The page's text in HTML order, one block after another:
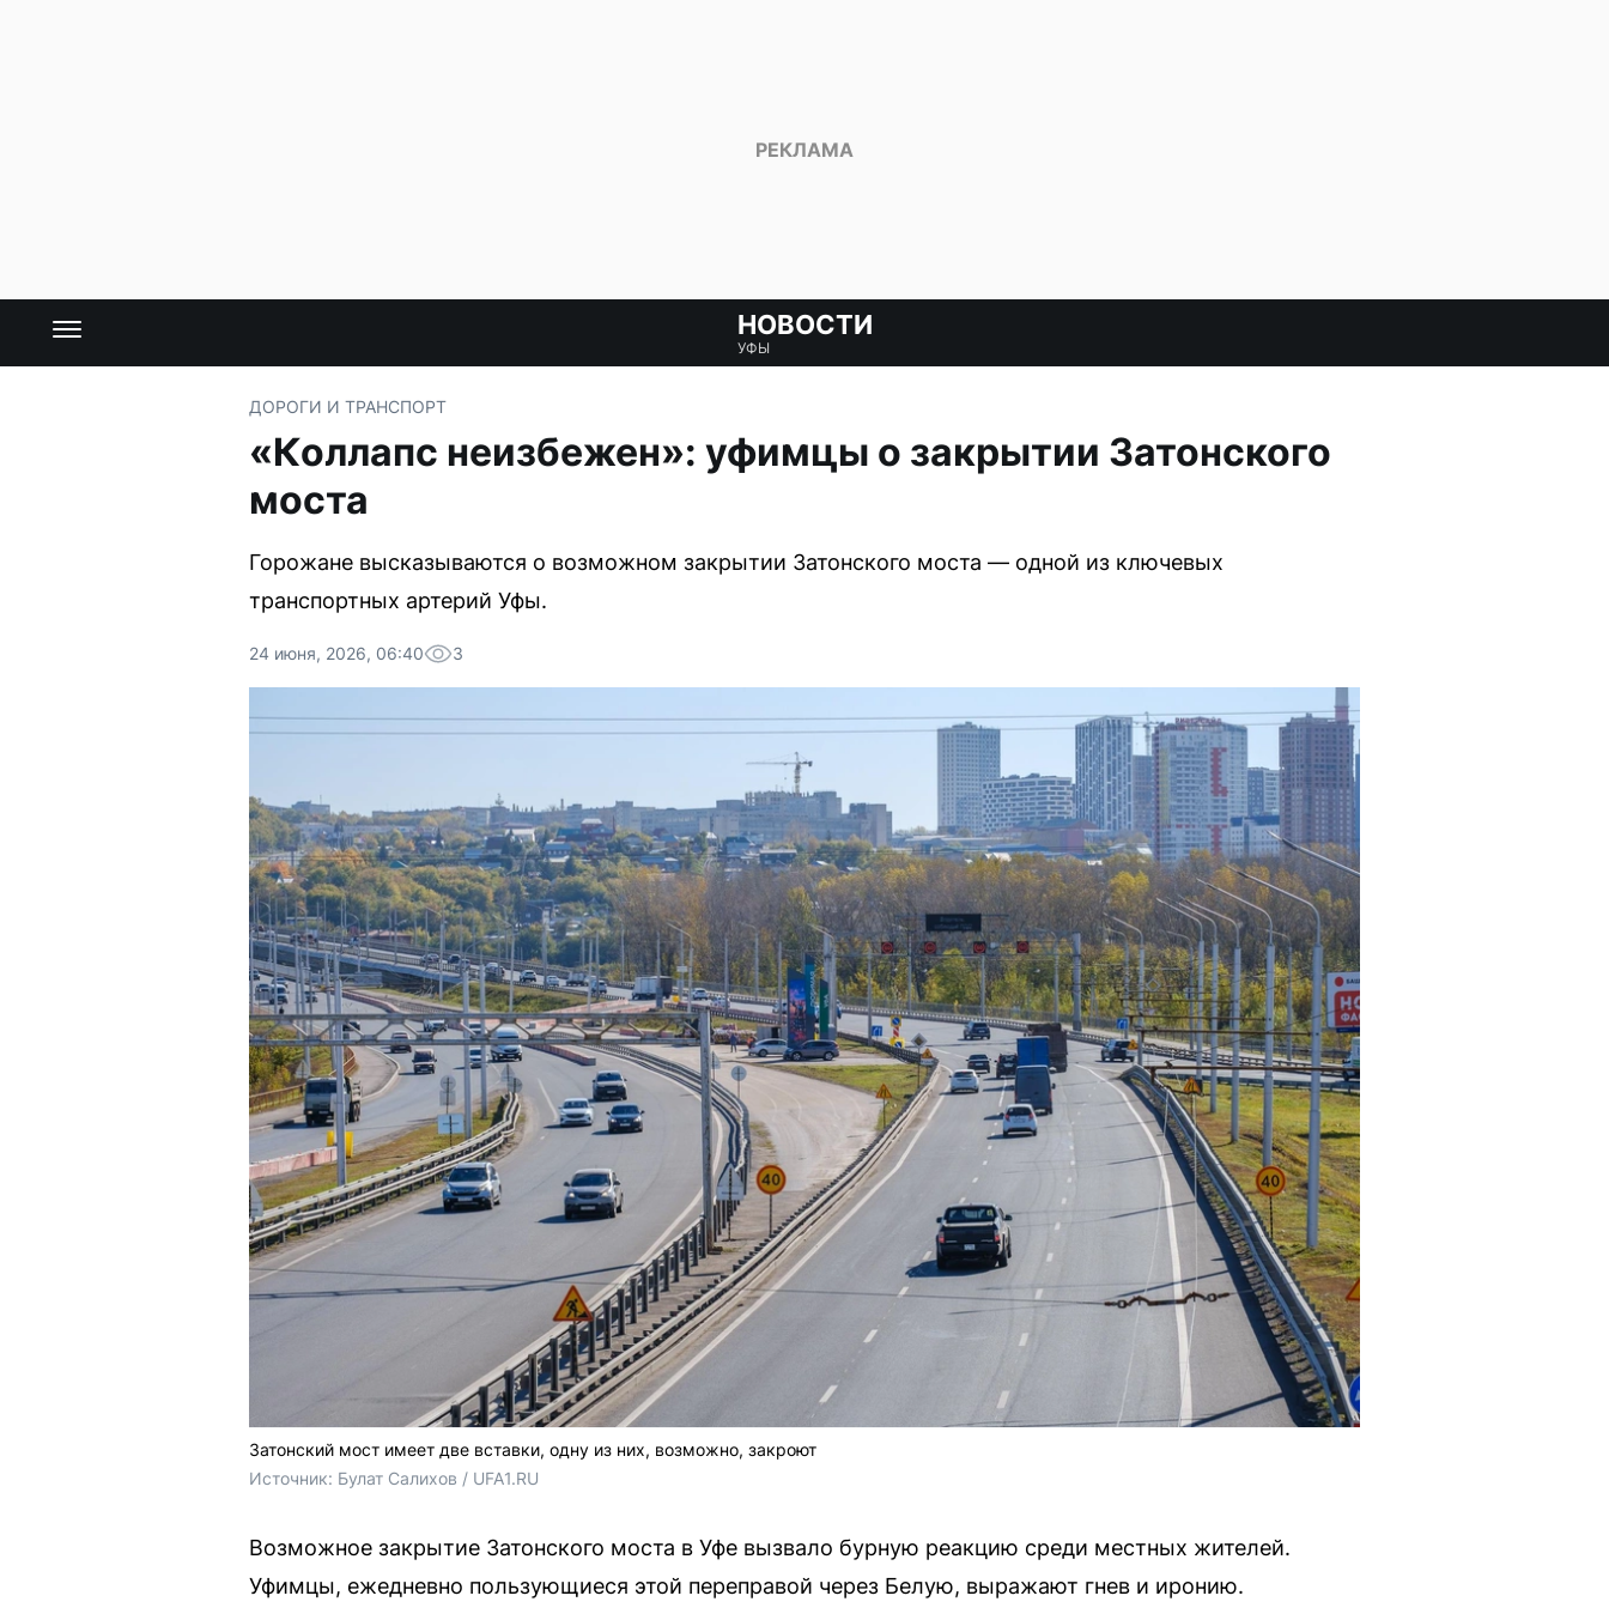
НОВОСТИ
УФЫ
ДОРОГИ И ТРАНСПОРТ
«Коллапс неизбежен»: уфимцы о закрытии Затонского
моста
Горожане высказываются о возможном закрытии Затонского моста — одной из ключевых
транспортных артерий Уфы.
24 июня, 2026, 06:40 3
Затонский мост имеет две вставки, одну из них, возможно, закроют
Источник: Булат Салихов / UFA1.RU
Возможное закрытие Затонского моста в Уфе вызвало бурную реакцию среди местных жителей.
Уфимцы, ежедневно пользующиеся этой переправой через Белую, выражают гнев и иронию.